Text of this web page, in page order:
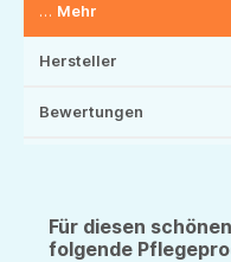
… Mehr
Hersteller
Bewertungen
Für diesen
folgende